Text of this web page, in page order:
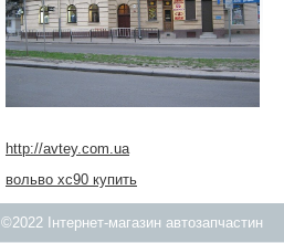
http://avtey.com.ua
вольво xc90 купить
©2022 Інтернет-магазин автозапчастин